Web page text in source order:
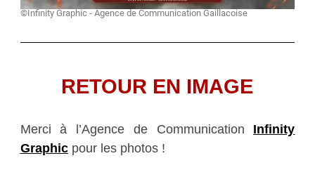
©Infinity Graphic - Agence de Communication Gaillacoise
RETOUR EN IMAGE
Merci à l’Agence de Communication Infinity
Graphicpour les photos !